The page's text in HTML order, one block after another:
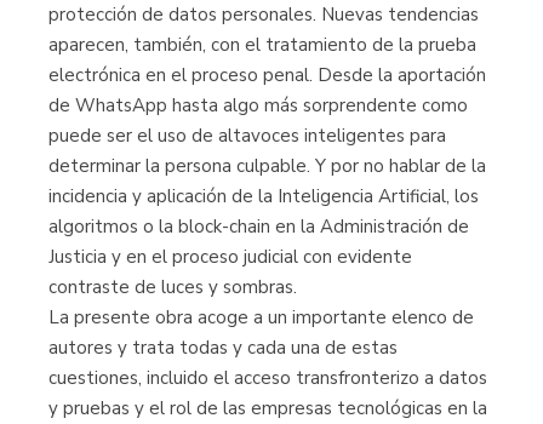
protección de datos personales. Nuevas tendencias
aparecen, también, con el tratamiento de la prueba
electrónica en el proceso penal. Desde la aportación
de WhatsApp hasta algo más sorprendente como
puede ser el uso de altavoces inteligentes para
determinar la persona culpable. Y por no hablar de la
incidencia y aplicación de la Inteligencia Artificial, los
algoritmos o la block-chain en la Administración de
Justicia y en el proceso judicial con evidente
contraste de luces y sombras.
La presente obra acoge a un importante elenco de
autores y trata todas y cada una de estas
cuestiones, incluido el acceso transfronterizo a datos
y pruebas y el rol de las empresas tecnológicas en la